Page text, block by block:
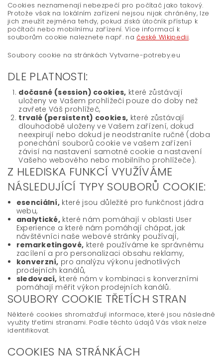
Cookies neznamenají nebezpečí pro počítač jako takový.
Protože však na lokálním zařízení nejsou nijak chráněny, lze
jich zneužít zejména tehdy, pokud získá útočník přístup k
počítači nebo mobilnímu zařízení. Více informací k
souborům cookie naleznete např. na české Wikipedii.
Soubory cookie na stránkách Vytvarne-potreby.eu
DLE PLATNOSTI:
dočasné (session) cookies, které zůstávají
uloženy ve Vašem prohlížeči pouze do doby než
zavřete Váš prohlížeč,
trvalé (persistent) cookies, které zůstávají
dlouhodobě uloženy ve Vašem zařízení, dokud
neexpirují nebo dokud je neodstraníte ručně (doba
ponechání souborů cookie ve vašem zařízení
závisí na nastavení samotné cookie a nastavení
Vašeho webového nebo mobilního prohlížeče).
Z HLEDISKA FUNKCÍ VYUŽÍVÁME
NÁSLEDUJÍCÍ TYPY SOUBORŮ COOKIE:
esenciální, které jsou důležité pro funkčnost jádra
webu,
analytické, které nám pomáhají v oblasti User
Experience a které nám pomáhají chápat, jak
návštěvníci naše webové stránky používají,
remarketingové, které používáme ke správnému
zacílení a pro personalizaci obsahu reklamy,
konverzní, pro analýzu výkonu jednotlivých
prodejních kanálů,
sledovací, které nám v kombinaci s konverzními
pomáhají měřit výkon prodejních kanálů.
SOUBORY COOKIE TŘETÍCH STRAN
Některé cookies shromažďují informace, které jsou následně
využity třetími stranami. Podle těchto údajů Vás však nelze
identifikovat.
COOKIES NA STRÁNKÁCH